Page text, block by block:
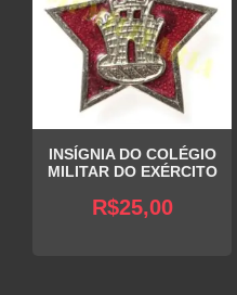
INSÍGNIA DO COLÉGIO
MILITAR DO EXÉRCITO
R$25,00